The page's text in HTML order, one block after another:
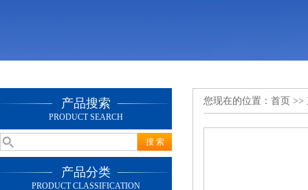
产品搜索
PRODUCT SEARCH
产品分类
PRODUCT CLASSIFICATION
您现在的位置： 首页 >>